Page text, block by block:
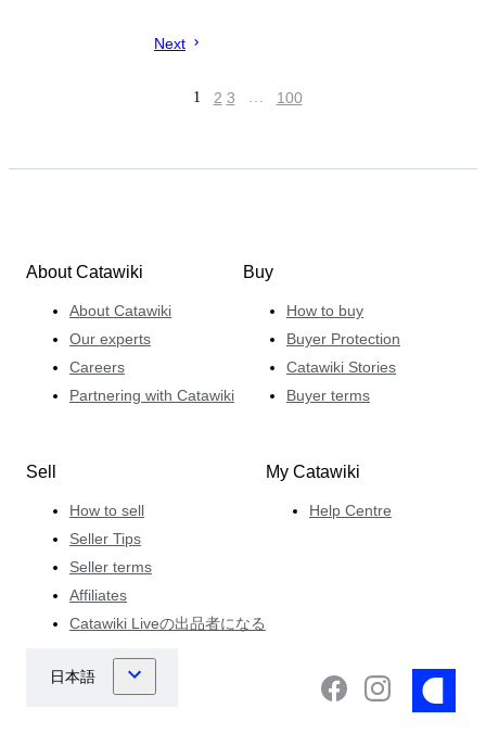
Next
1 2 3 … 100
About Catawiki
About Catawiki
Our experts
Careers
Partnering with Catawiki
Buy
How to buy
Buyer Protection
Catawiki Stories
Buyer terms
Sell
How to sell
Seller Tips
Seller terms
Affiliates
Catawiki Liveの出品者になる
My Catawiki
Help Centre